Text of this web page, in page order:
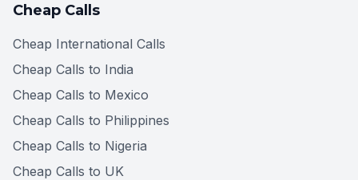
Cheap Calls
Cheap International Calls
Cheap Calls to India
Cheap Calls to Mexico
Cheap Calls to Philippines
Cheap Calls to Nigeria
Cheap Calls to UK